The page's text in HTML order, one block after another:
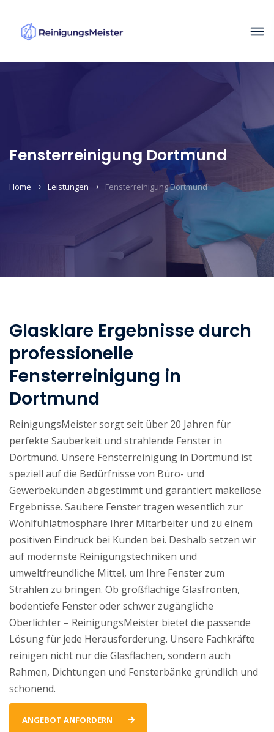
Fensterreinigung Dortmund
Home Leistungen Fensterreinigung Dortmund
Glasklare Ergebnisse durch
professionelle
Fensterreinigung in
Dortmund
ReinigungsMeister sorgt seit über 20 Jahren für
perfekte Sauberkeit und strahlende Fenster in
Dortmund. Unsere Fensterreinigung in Dortmund ist
speziell auf die Bedürfnisse von Büro- und
Gewerbekunden abgestimmt und garantiert makellose
Ergebnisse. Saubere Fenster tragen wesentlich zur
Wohlfühlatmosphäre Ihrer Mitarbeiter und zu einem
positiven Eindruck bei Kunden bei. Deshalb setzen wir
auf modernste Reinigungstechniken und
umweltfreundliche Mittel, um Ihre Fenster zum
Strahlen zu bringen. Ob großflächige Glasfronten,
bodentiefe Fenster oder schwer zugängliche
Oberlichter – ReinigungsMeister bietet die passende
Lösung für jede Herausforderung. Unsere Fachkräfte
reinigen nicht nur die Glasflächen, sondern auch
Rahmen, Dichtungen und Fensterbänke gründlich und
schonend.
ANGEBOT ANFORDERN